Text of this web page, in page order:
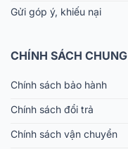
Gửi góp ý, khiếu nại
CHÍNH SÁCH CHUNG
Chính sách bảo hành
Chính sách đổi trả
Chính sách vận chuyển